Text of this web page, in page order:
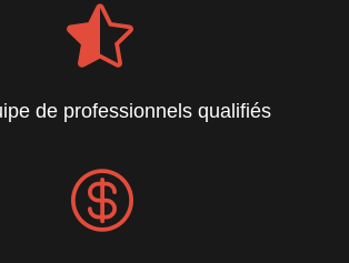

de professionnels qualifiés
